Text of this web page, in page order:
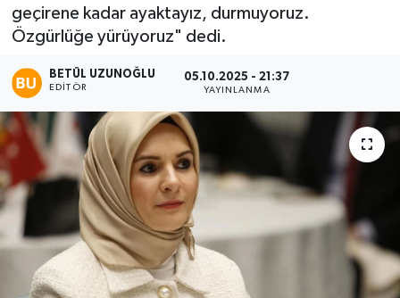
geçirene kadar ayaktayız, durmuyoruz.
Özgürlüğe yürüyoruz" dedi.
BETÜL UZUNOĞLU
EDITÖR
05.10.2025 - 21:37
YAYINLANMA
Yaşam